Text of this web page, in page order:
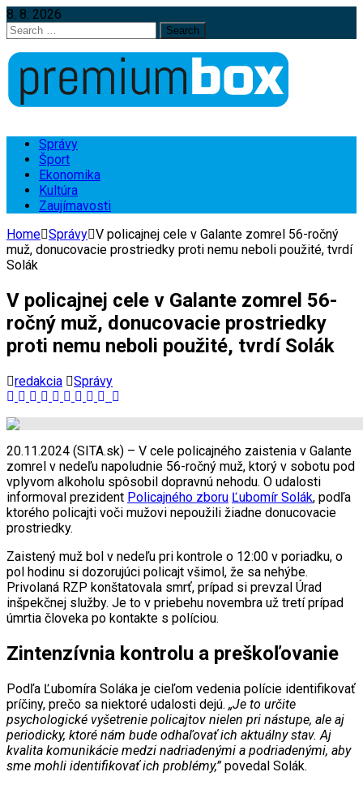
8. 8. 2026
Search
for:
Správy
Šport
Ekonomika
Kultúra
Zaujímavosti
Home Správy V policajnej cele v Galante zomrel 56-ročný
muž, donucovacie prostriedky proti nemu neboli použité, tvrdí
Solák
V policajnej cele v Galante zomrel 56-
ročný muž, donucovacie prostriedky
proti nemu neboli použité, tvrdí Solák
redakcia Správy
20.11.2024 (SITA.sk) – V cele policajného zaistenia v Galante
zomrel v nedeľu napoludnie 56-ročný muž, ktorý v sobotu pod
vplyvom alkoholu spôsobil dopravnú nehodu. O udalosti
informoval prezident Policajného zboru Ľubomír Solák, podľa
ktorého policajti voči mužovi nepoužili žiadne donucovacie
prostriedky.
Zaistený muž bol v nedeľu pri kontrole o 12:00 v poriadku, o
pol hodinu si dozorujúci policajt všimol, že sa nehýbe.
Privolaná RZP konštatovala smrť, prípad si prevzal Úrad
inšpekčnej služby. Je to v priebehu novembra už tretí prípad
úmrtia človeka po kontakte s políciou.
Zintenzívnia kontrolu a preškoľovanie
Podľa Ľubomíra Soláka je cieľom vedenia polície identifikovať
príčiny, prečo sa niektoré udalosti dejú. „Je to určite
psychologické vyšetrenie policajtov nielen pri nástupe, ale aj
periodicky, ktoré nám bude odhaľovať ich aktuálny stav. Aj
kvalita komunikácie medzi nadriadenými a podriadenými, aby
sme mohli identifikovať ich problémy,”povedal Solák.